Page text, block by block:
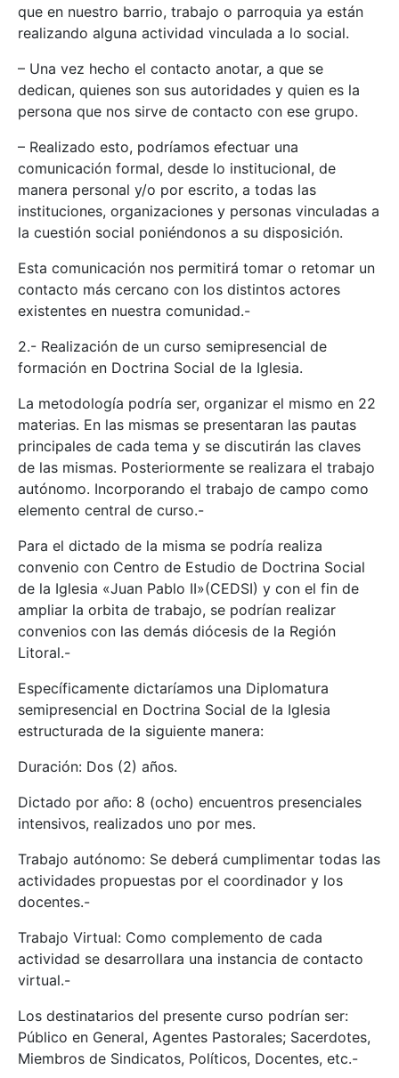
que en nuestro barrio, trabajo o parroquia ya están
realizando alguna actividad vinculada a lo social.
– Una vez hecho el contacto anotar, a que se
dedican, quienes son sus autoridades y quien es la
persona que nos sirve de contacto con ese grupo.
– Realizado esto, podríamos efectuar una
comunicación formal, desde lo institucional, de
manera personal y/o por escrito, a todas las
instituciones, organizaciones y personas vinculadas a
la cuestión social poniéndonos a su disposición.
Esta comunicación nos permitirá tomar o retomar un
contacto más cercano con los distintos actores
existentes en nuestra comunidad.-
2.- Realización de un curso semipresencial de
formación en Doctrina Social de la Iglesia.
La metodología podría ser, organizar el mismo en 22
materias. En las mismas se presentaran las pautas
principales de cada tema y se discutirán las claves
de las mismas. Posteriormente se realizara el trabajo
autónomo. Incorporando el trabajo de campo como
elemento central de curso.-
Para el dictado de la misma se podría realiza
convenio con Centro de Estudio de Doctrina Social
de la Iglesia «Juan Pablo II»(CEDSI) y con el fin de
ampliar la orbita de trabajo, se podrían realizar
convenios con las demás diócesis de la Región
Litoral.-
Específicamente dictaríamos una Diplomatura
semipresencial en Doctrina Social de la Iglesia
estructurada de la siguiente manera:
Duración: Dos (2) años.
Dictado por año: 8 (ocho) encuentros presenciales
intensivos, realizados uno por mes.
Trabajo autónomo: Se deberá cumplimentar todas las
actividades propuestas por el coordinador y los
docentes.-
Trabajo Virtual: Como complemento de cada
actividad se desarrollara una instancia de contacto
virtual.-
Los destinatarios del presente curso podrían ser:
Público en General, Agentes Pastorales; Sacerdotes,
Miembros de Sindicatos, Políticos, Docentes, etc.-